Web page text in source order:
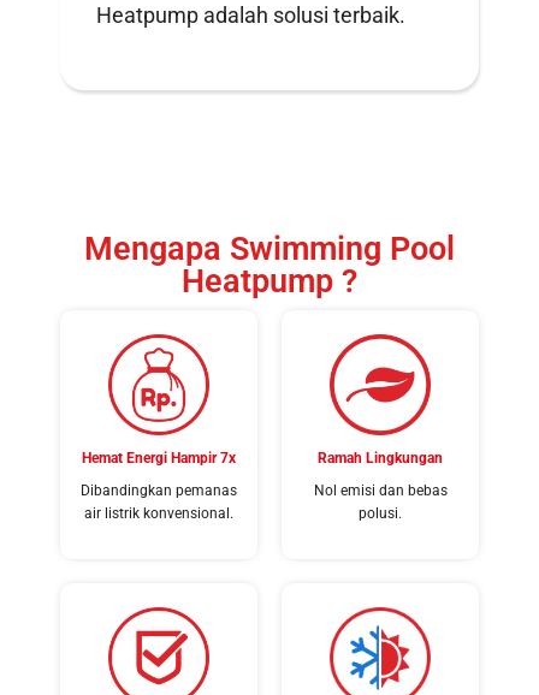
Heatpump adalah solusi terbaik.
Mengapa Swimming Pool
Heatpump ?
Hemat Energi Hampir 7x
Dibandingkan pemanas
air listrik konvensional.
Ramah Lingkungan
Nol emisi dan bebas
polusi.